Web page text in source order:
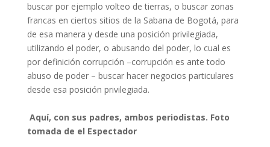
buscar por ejemplo volteo de tierras, o buscar zonas
francas en ciertos sitios de la Sabana de Bogotá, para
de esa manera y desde una posición privilegiada,
utilizando el poder, o abusando del poder, lo cual es
por definición corrupción –corrupción es ante todo
abuso de poder – buscar hacer negocios particulares
desde esa posición privilegiada.
Aquí, con sus padres, ambos periodistas. Foto
tomada de el Espectador